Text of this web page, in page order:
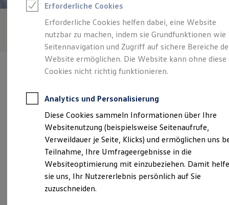
Leasing
Leasing-Angebote
Gebrauchtwagen Leasing
Junge Gebrauchtwagen-Leasing
Elektroauto Leasing
Kleinwagen-Leasing
Leasing ohne Anzahlung
Finanzierung
Kfz-Versicherung
Restschuldversicherungen
Garantien
Wartungsverträge
Geschäftskunden
Professional Class bei Volkswagen
Großkunden
Behörden
Direktkunden
Sonderfahrzeuge
Anpfiff zum Gewinn
Verantwortlich für die Inhalte auf dieser Seite ist die Erich Gotthard
Impressum & Rechtliches)
Hauptstraße 22, 21717 Fredenbeck
Erforderliche Cookies
Erforderliche Cookies helfen dabei, eine Website
nutzbar zu machen, indem sie Grundfunktionen wie
Seitennavigation und Zugriff auf sichere Bereiche
Website ermöglichen. Die Website kann ohne diese
Cookies nicht richtig funktionieren.
Analytics und Personalisierung
Diese Cookies sammeln Informationen über Ihre
Websitenutzung (beispielsweise Seitenaufrufe,
Verweildauer je Seite, Klicks) und ermöglichen uns
Teilnahme, Ihre Umfrageergebnisse in die
Websiteoptimierung mit einzubeziehen. Damit
sie uns, Ihr Nutzererlebnis persönlich auf Sie
zuzuschneiden.